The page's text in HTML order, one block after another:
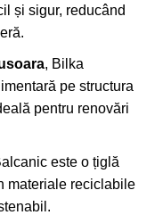
și sigur, reducând
, Bilka
pe structura
pentru renovări
este o țiglă
materiale reciclabile